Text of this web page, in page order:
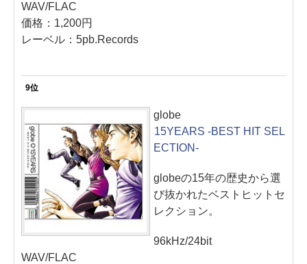
WAV/FLAC
価格：1,200円
レーベル：5pb.Records
9位
globe
15YEARS -BEST HIT SEL
ECTION-
globeの15年の歴史から選
び抜かれたベストヒットセ
レクション。
96kHz/24bit
WAV/FLAC